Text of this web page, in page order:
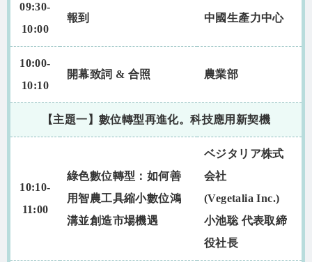
09:30-
10:00
報到 中國生產力中心
10:00-
10:10
開幕致詞 & 合照 農業部
【主題一】數位轉型再進化。科技應用新契機
10:10-
11:00
綠色數位轉型：如何善
用智農工具縮小數位鴻
溝並創造市場機遇
ベジタリア株式
会社
(Vegetalia Inc.)
小池聡 代表取締
役社長